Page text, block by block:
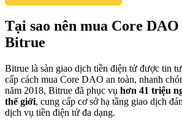
BTC Welcome Rewards
Tại sao nên mua Core
Bitrue
Bitrue là sàn giao dịch tiền điện tử được tin
cấp cách mua Core DAO an toàn, nhanh
năm 2018, Bitrue đã phục vụ hơn 41 triệu
thế giới, cung cấp cơ sở hạ tầng giao dịch
dịch vụ tiền điện tử đa dạng.